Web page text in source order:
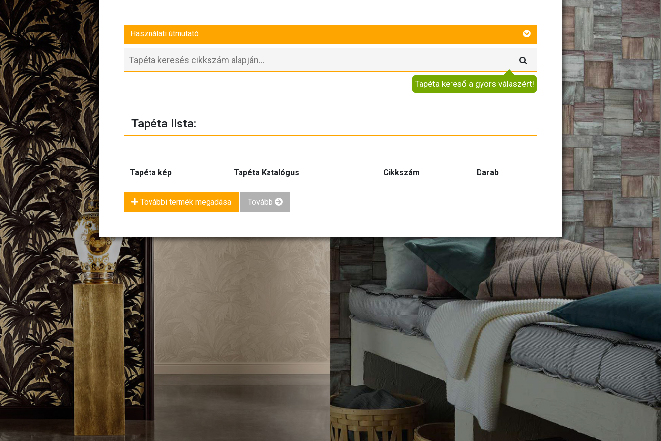
Használati útmutató
Tapéta kereső a gyors válaszért!
Tapéta lista:
Tapéta kép Tapéta Katalógus Cikkszám Darab
További termék megadása Tovább